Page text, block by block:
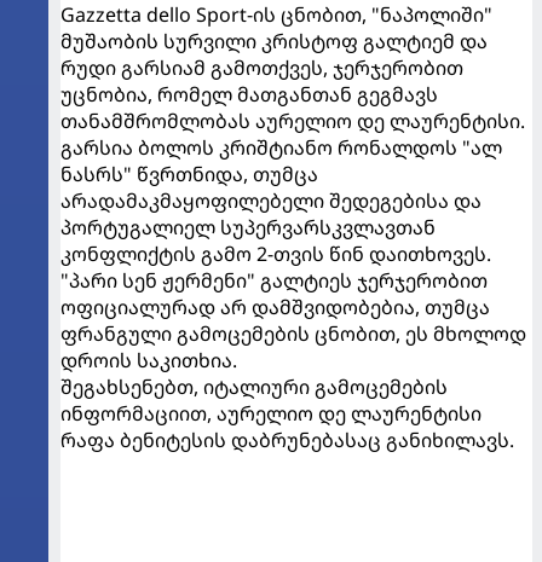
Gazzetta dello Sport-ის ცნობით, "ნაპოლიში"
მუშაობის სურვილი კრისტოფ გალტიემ და
რუდი გარსიამ გამოთქვეს, ჯერჯერობით
უცნობია, რომელ მათგანთან გეგმავს
თანამშრომლობას აურელიო დე ლაურენტისი.
გარსია ბოლოს კრიშტიანო რონალდოს "ალ
ნასრს" წვრთნიდა, თუმცა
არადამაკმაყოფილებელი შედეგებისა და
პორტუგალიელ სუპერვარსკვლავთან
კონფლიქტის გამო 2-თვის წინ დაითხოვეს.
"პარი სენ ჟერმენი" გალტიეს ჯერჯერობით
ოფიციალურად არ დამშვიდობებია, თუმცა
ფრანგული გამოცემების ცნობით, ეს მხოლოდ
დროის საკითხია.
შეგახსენებთ, იტალიური გამოცემების
ინფორმაციით, აურელიო დე ლაურენტისი
რაფა ბენიტესის დაბრუნებასაც განიხილავს.